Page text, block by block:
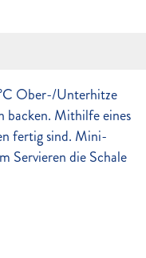
Ober-/Unterhitze
Mithilfe eines
fertig sind. Mini-
Servieren die Schale